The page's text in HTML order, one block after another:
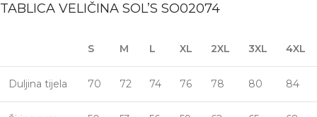
TABLICA VELIČINA SOL’S SO02074
S M L XL 2XL 3XL 4XL
Duljina tijela 70 72 74 76 78 80 84